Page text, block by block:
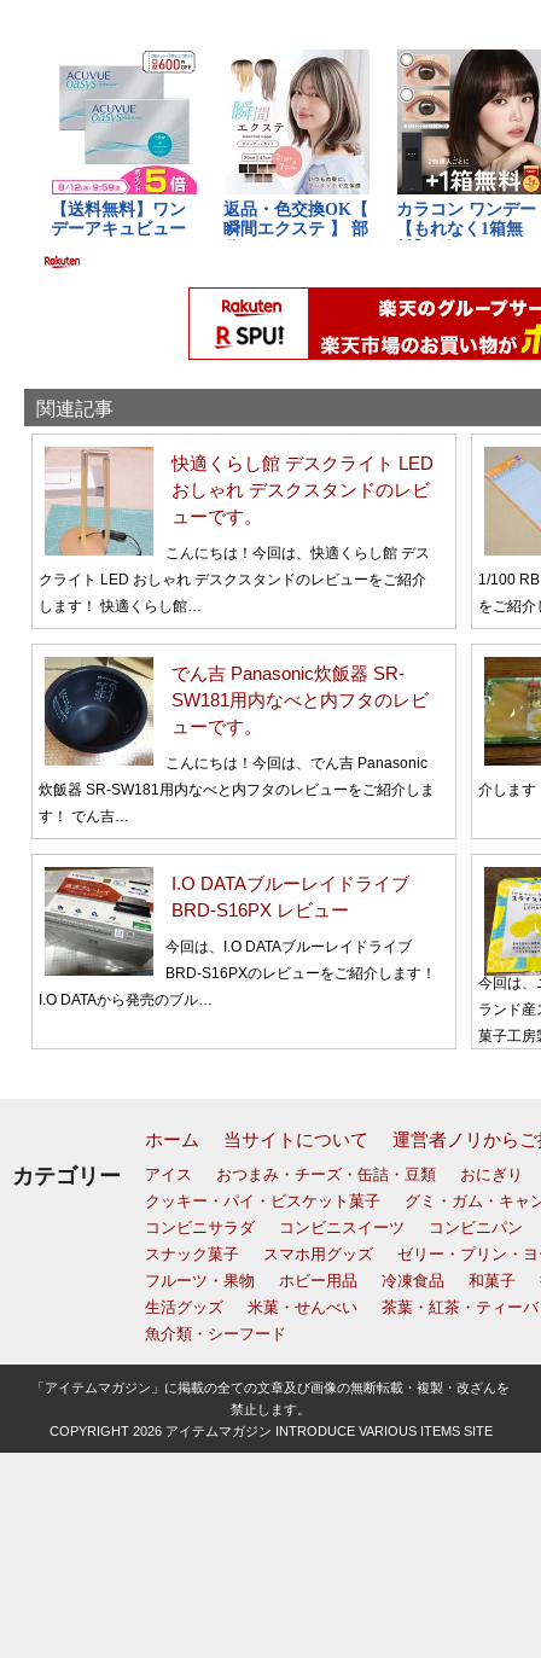
関連記事
快適くらし館 デスクライト LED
おしゃれ デスクスタンドのレビ
ューです。
こんにちは！今回は、快適くらし館 デス
クライト LED おしゃれ デスクスタンドのレビューをご紹介
します！ 快適くらし館…
1/100
をご紹
でん吉 Panasonic炊飯器 SR-
SW181用内なべと内フタのレビ
ューです。
こんにちは！今回は、でん吉 Panasonic
炊飯器 SR-SW181用内なべと内フタのレビューをご紹介しま
す！ でん吉…
介します
I.O DATAブルーレイドライブ
BRD-S16PX レビュー
今回は、I.O DATAブルーレイドライブ
BRD-S16PXのレビューをご紹介します！
I.O DATAから発売のブル…
今回は、
ランド産
菓子工房
ホーム 当サイトについて 運営者ノリから
カテゴリー アイス おつまみ・チーズ・缶詰・豆類
おにぎり
クッキー・パイ・ビスケット菓子
グミ・ガム・キャ
コンビニサラダ
コンビニスイーツ
コンビニパン
スナック菓子
スマホ用グッズ
ゼリー・プリン・
フルーツ・果物
ホビー用品 冷凍食品 和菓子
生活グッズ
米菓・せんべい
茶葉・紅茶・ティー
魚介類・シーフード
「アイテムマガジン」に掲載の全ての文章及び画像の無断転載・複製・改ざんを
禁止します。
COPYRIGHT 2026 アイテムマガジン INTRODUCE VARIOUS ITEMS SITE